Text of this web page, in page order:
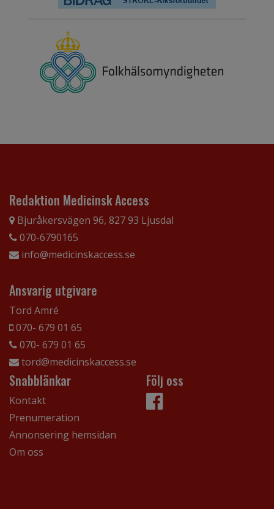
Redaktion Medicinsk Access
Bjuråkersvägen 96, 827 93 Ljusdal
070-6790165
info@medicinskaccess.se
Ansvarig utgivare
Tord Amré
070- 679 01 65
070- 679 01 65
tord@medicinskaccess.se
Snabblänkar
Kontakt
Prenumeration
Annonsering hemsidan
Om oss
Följ oss